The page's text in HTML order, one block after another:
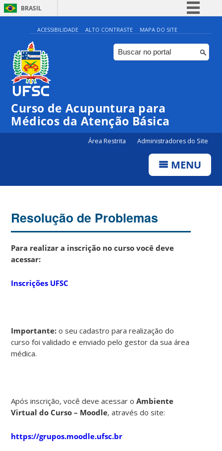
BRASIL
Simplifique!
Comunica BR
Participe
Canais
ACESSIBILIDADE ALTO CONTRASTE MAPA DO SITE
Curso de Acupuntura para
Médicos da Atenção Básica
Área Restrita Administradores do Site
MENU
Resolução de Problemas
Para realizar a inscrição no curso você deve
acessar:
Inscrições UFSC
Importante:o seu cadastro para realização do
curso foi validado e enviado pelo gestor da sua área
médica.
Após inscrição, você deve acessar oAmbiente
Virtual do Curso – Moodle, através do site:
https://grupos.moodle.ufsc.br